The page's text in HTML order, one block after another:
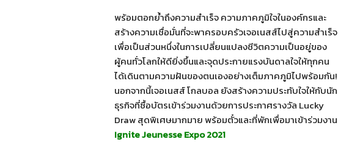
พร้อมตอกย้ำถึงความสำเร็จ ความภาคภูมิใจในองค์กรและ
สร้างความเชื่อมั่นที่จะพาครอบครัวเจอเนสส์ไปสู่ความสำเร็จ
เพื่อเป็นส่วนหนึ่งในการเปลี่ยนแปลงชีวิตความเป็นอยู่ของ
ผู้คนทั่วโลกให้ดียิ่งขึ้นและจุดประกายแรงบันดาลใจให้ทุกคน
ได้เดินตามความฝันของตนเองอย่างเต็มภาคภูมิไปพร้อมกัน!
นอกจากนี้เจอเนสส์ โกลบอล ยังสร้างความประทับใจให้กับนัก
ธุรกิจที่ซื้อบัตรเข้าร่วมงานด้วยการประกาศรางวัล Lucky
Draw สุดพิเศษมากมาย พร้อมตั๋วและที่พักเพื่อมาเข้าร่วมงาน
Ignite Jeunesse Expo 2021